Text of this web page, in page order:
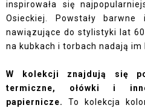
inspirowała się
Osieckiej. Powstały
nawiązujące do stylistyki lat
na kubkach i torbach nadają
W kolekcji znajdują się
termiczne, ołówki i
papiernicze. To kolekcja